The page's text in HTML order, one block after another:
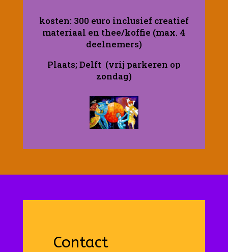
kosten: 300 euro inclusief creatief
materiaal en thee/koffie (max. 4
deelnemers)
Plaats; Delft (vrij parkeren op
zondag)
Contact